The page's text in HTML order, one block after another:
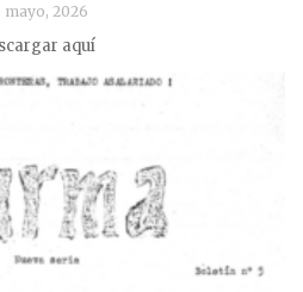
mayo, 2026
aquí